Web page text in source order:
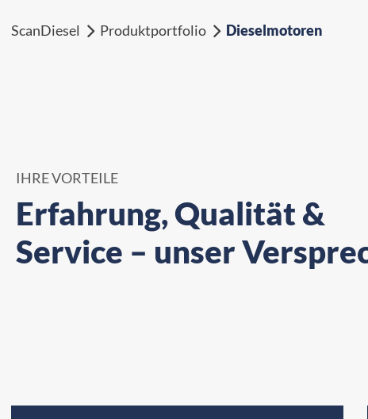
ScanDiesel  Produktportfolio  Dieselmotoren
IHRE VORTEILE
Erfahrung, Qualität &
Service – unser